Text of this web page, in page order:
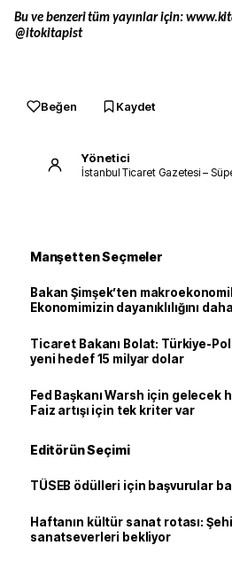
Bu ve benzeri tüm yayınlar için:
@itokitapist
Beğen Kaydet
Yönetici
İstanbul Ticaret Gazetesi –
Manşetten Seçmeler
Bakan Şimşek’ten
Ekonomimizin dayanıklılığını
Ticaret Bakanı Bolat: Türkiye-
yeni hedef 15 milyar dolar
Fed Başkanı Warsh için gelecek
Faiz artışı için tek kriter var
Editörün Seçimi
TÜSEB ödülleri için başvurular
Haftanın kültür sanat rotası:
sanatseverleri bekliyor